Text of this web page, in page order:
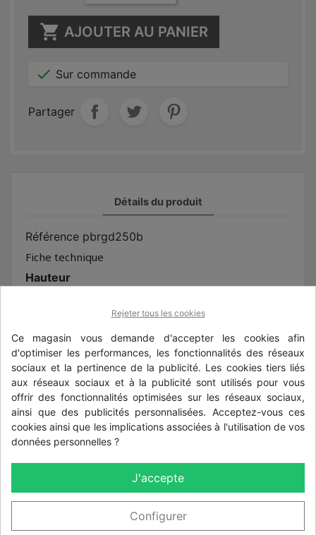
 AJOUTER AU PANIER
 Sur commande
Partager
Détails du produit
Référence pbrgd250b
Fiche technique
Hauteur
13 cm
Epaisseur
11 cm
Poids
58 kg
Les clients qui ont acheté ce produit ont
également acheté...
Rejeter tous les cookies
Ce magasin vous demande d'accepter les cookies afin
d'optimiser les performances, les fonctionnalités des réseaux
sociaux et la pertinence de la publicité. Les cookies tiers liés
aux réseaux sociaux et à la publicité sont utilisés pour vous
offrir des fonctionnalités optimisées sur les réseaux sociaux,
ainsi que des publicités personnalisées. Acceptez-vous ces
cookies ainsi que les implications associées à l'utilisation de vos
données personnelles ?
J'accepte
Configurer